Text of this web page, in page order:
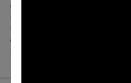
Outside of the Fence (Restored)
◎ Free tickets available on request
before the screening. 2 tickets
on a first come first serve basis.
※ 30 minutes prior for all screenings